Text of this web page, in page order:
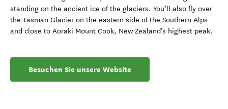
standing on the ancient ice of the glaciers. You’ll also fly over
the Tasman Glacier on the eastern side of the Southern Alps
and close to Aoraki Mount Cook, New Zealand’s highest peak.
Besuchen Sie unsere Website